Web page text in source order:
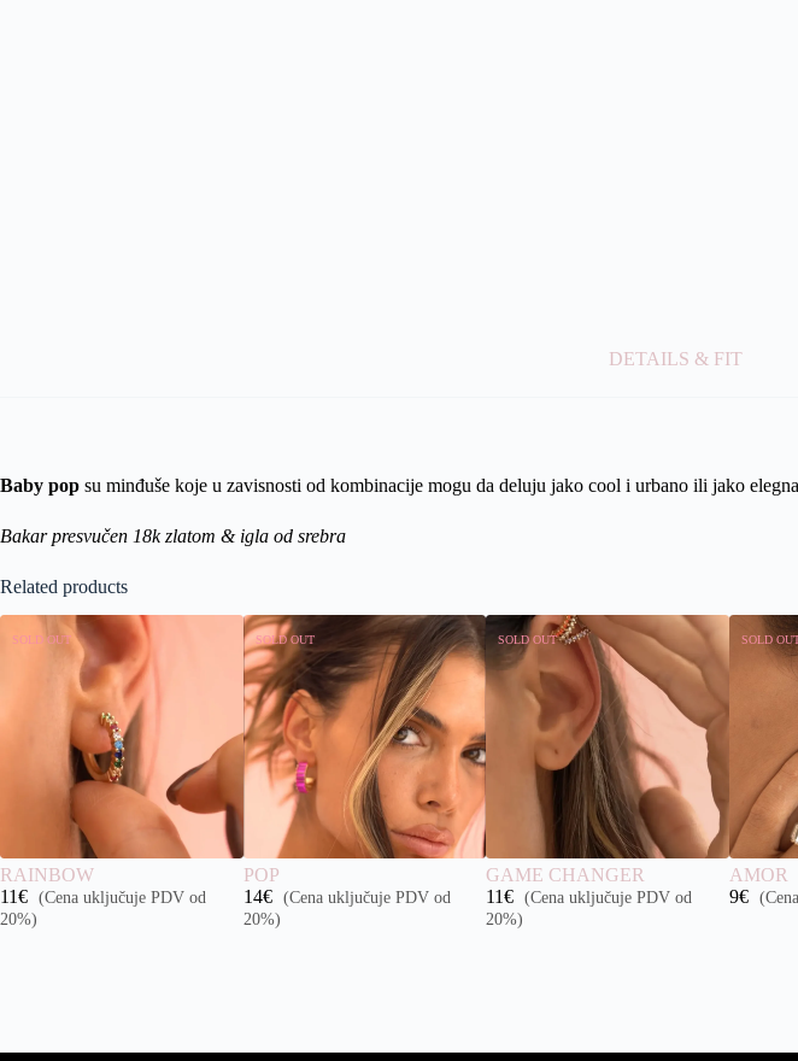
DETAILS & FIT
Baby pop su minđuše koje u zavisnosti od kombinacije mogu da deluju jako cool i urbano ili jako
Bakar presvučen 18k zlatom & igla od srebra
Related products
SOLD OUT
RAINBOW
11€ (Cena uključuje PDV od
20%)
SOLD OUT
POP
14€ (Cena uključuje PDV od
20%)
SOLD OUT
GAME CHANGER
11€ (Cena uključuje PDV od
20%)
SOLD
AMOR
9€